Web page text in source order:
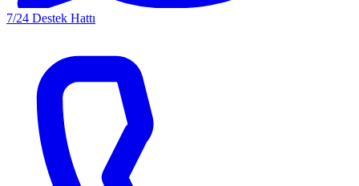
7/24 Destek Hattı